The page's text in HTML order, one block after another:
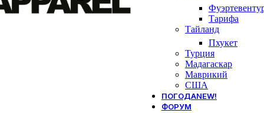
Тарифа
Тайланд
Пхукет
Турция
Мадагаскар
Маврикий
США
ПОГОДАNEW!
ФОРУМ